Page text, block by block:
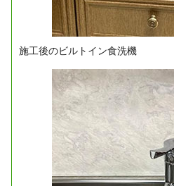
施工後のビルトイン食洗機